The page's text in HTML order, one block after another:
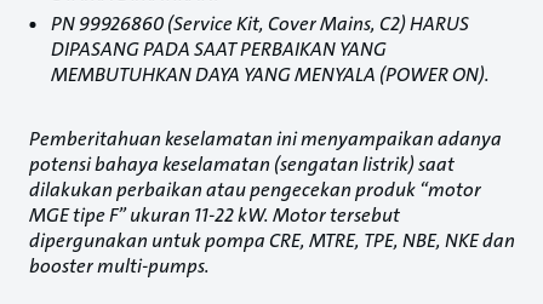
PN 99926860 (Service Kit, Cover Mains, C2) HARUS
DIPASANG PADA SAAT PERBAIKAN YANG
MEMBUTUHKAN DAYA YANG MENYALA (POWER ON).
Pemberitahuan keselamatan ini menyampaikan adanya
potensi bahaya keselamatan (sengatan listrik) saat
dilakukan perbaikan atau pengecekan produk “motor
MGE tipe F” ukuran 11-22 kW. Motor tersebut
dipergunakan untuk pompa CRE, MTRE, TPE, NBE, NKE dan
booster multi-pumps.